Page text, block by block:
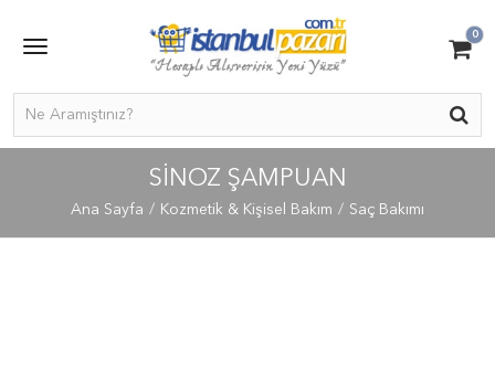
0
SINOZ ŞAMPUAN
Ana Sayfa Kozmetik & Kişisel Bakım Saç Bakımı